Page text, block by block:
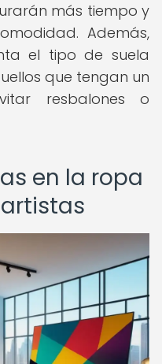
más tiempo y
Además,
el tipo de suela
que tengan un
resbalones o
en la ropa